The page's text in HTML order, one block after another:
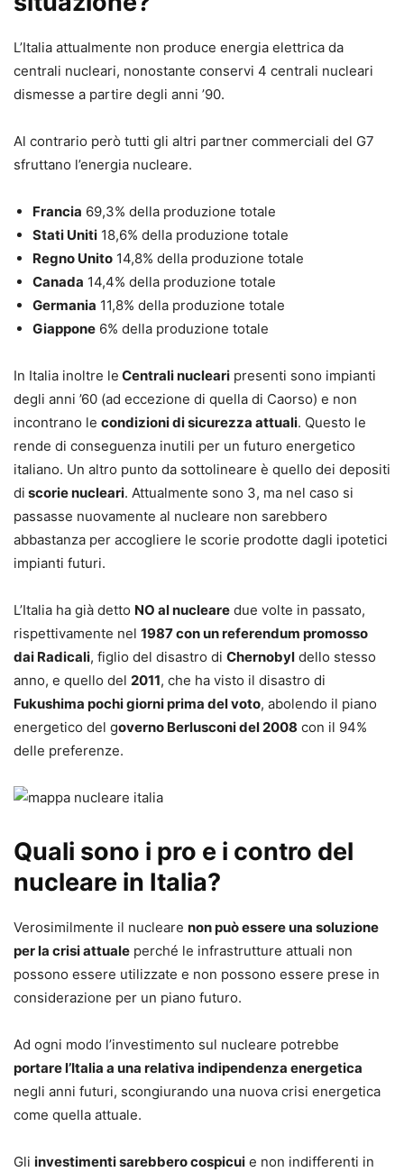
L’Italia attualmente non produce energia elettrica da
centrali nucleari, nonostante conservi 4 centrali nucleari
dismesse a partire degli anni ’90.
Al contrario però tutti gli altri partner commerciali del G7
sfruttano l’energia nucleare.
Francia 69,3% della produzione totale
Stati Uniti 18,6% della produzione totale
Regno Unito 14,8% della produzione totale
Canada 14,4% della produzione totale
Germania 11,8% della produzione totale
Giappone 6% della produzione totale
In Italia inoltre le Centrali nucleari presenti sono impianti
degli anni ’60 (ad eccezione di quella di Caorso) e non
incontrano le condizioni di sicurezza attuali. Questo le
rende di conseguenza inutili per un futuro energetico
italiano. Un altro punto da sottolineare è quello dei depositi
di scorie nucleari. Attualmente sono 3, ma nel caso si
passasse nuovamente al nucleare non sarebbero
abbastanza per accogliere le scorie prodotte dagli ipotetici
impianti futuri.
L’Italia ha già detto NO al nucleare due volte in passato,
rispettivamente nel 1987 con un referendum promosso
dai Radicali, figlio del disastro di Chernobyl dello stesso
anno, e quello del 2011, che ha visto il disastro di
Fukushima pochi giorni prima del voto, abolendo il piano
energetico del governo Berlusconi del 2008 con il 94%
delle preferenze.
Quali sono i pro e i contro del
nucleare in Italia?
Verosimilmente il nucleare non può essere una soluzione
per la crisi attuale perché le infrastrutture attuali non
possono essere utilizzate e non possono essere prese in
considerazione per un piano futuro.
Ad ogni modo l’investimento sul nucleare potrebbe
portare l’Italia a una relativa indipendenza energetica
negli anni futuri, scongiurando una nuova crisi energetica
come quella attuale.
Gli investimenti sarebbero cospicui e non indifferenti in